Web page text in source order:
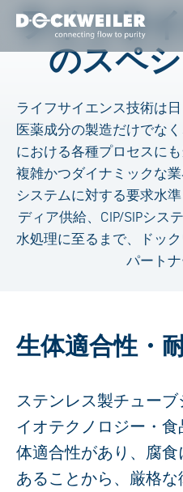
Landing page
検索ワードを入力してください
ライフサイ
のスペ
ライフサイエンス技術は
医薬成分の製造だけでな
における各種プロセスに
複雑かつダイナミックな
システムに対する要求水
ディア供給、CIP/SIPシス
水処理に至るまで、ドッ
パートナ
生体適合性・
ステンレス製チュー
イオテクノロジー・
体適合性があり、腐
あることから、厳格